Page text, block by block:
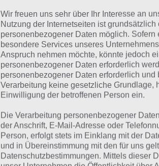
Wir freuen uns sehr über Ihr Interesse an
Nutzung der Internetseiten ist grundsätzlich
personenbezogener Daten möglich. Sofern
besondere Services unseres
Anspruch nehmen möchte, könnte jedoch
personenbezogener Daten erforderlich
personenbezogener Daten erforderlich und
Verarbeitung keine gesetzliche Grundlage,
Einwilligung der betroffenen Person ein.
Die Verarbeitung personenbezogener
der Anschrift, E-Mail-Adresse oder
Person, erfolgt stets im Einklang mit der
und in Übereinstimmung mit den für uns
Datenschutzbestimmungen. Mittels dieser